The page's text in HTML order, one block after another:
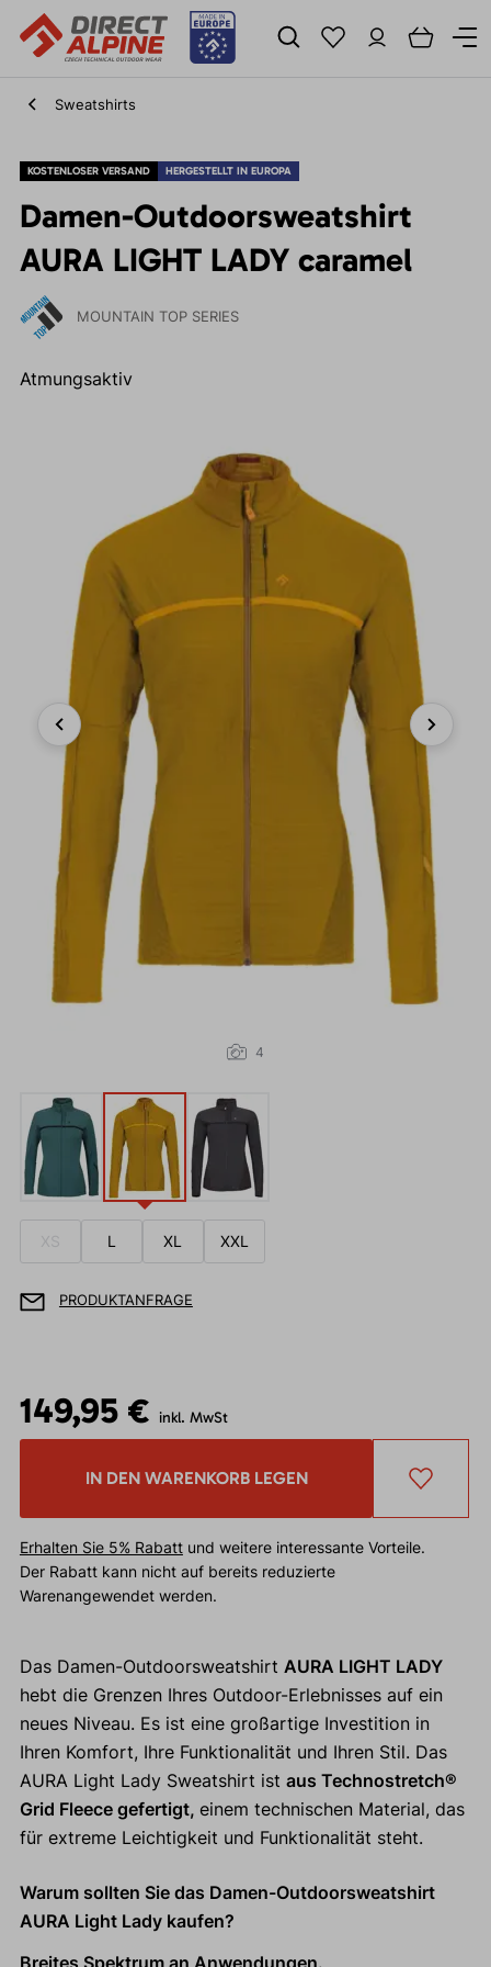
Sweatshirts
KOSTENLOSER VERSAND HERGESTELLT IN EUROPA
Damen-Outdoorsweatshirt
AURA LIGHT LADY caramel
MOUNTAIN TOP SERIES
Atmungsaktiv
Previous Next
4
XS L XL XXL
PRODUKTANFRAGE
149,95 € inkl. MwSt
IN DEN WARENKORB LEGEN
Erhalten Sie 5% Rabattund weitere interessante Vorteile.
Der Rabatt kann nicht auf bereits reduzierte
Warenangewendet werden.
Das Damen-Outdoorsweatshirt AURA LIGHT LADY
hebt die Grenzen Ihres Outdoor-Erlebnisses auf ein
neues Niveau. Es ist eine großartige Investition in
Ihren Komfort, Ihre Funktionalität und Ihren Stil. Das
AURA Light Lady Sweatshirt ist aus Technostretch®
Grid Fleece gefertigt, einem technischen Material, das
für extreme Leichtigkeit und Funktionalität steht.
Warum sollten Sie das Damen-Outdoorsweatshirt
AURA Light Lady kaufen?